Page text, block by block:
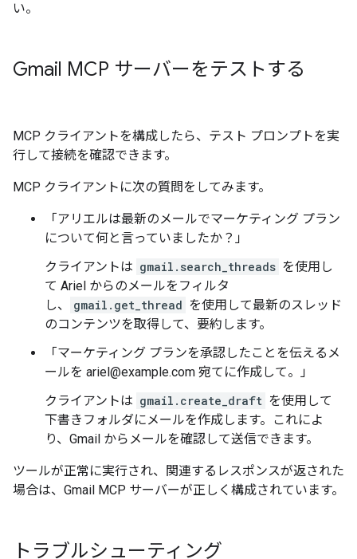
い。
Gmail MCP サーバーをテストする
MCP クライアントを構成したら、テスト プロンプトを実
行して接続を確認できます。
MCP クライアントに次の質問をしてみます。
「アリエルは最新のメールでマーケティング プラン
について何と言っていましたか？」
クライアントは gmail.search_threads を使用し
て Ariel からのメールをフィルタ
し、
gmail.get_thread を使用して最新のスレッド
のコンテンツを取得して、要約します。
「マーケティング プランを承認したことを伝えるメ
ールを ariel@example.com 宛てに作成して。」
クライアントは gmail.create_draft を使用して
下書きフォルダにメールを作成します。これによ
り、Gmail からメールを確認して送信できます。
ツールが正常に実行され、関連するレスポンスが返された
場合は、Gmail MCP サーバーが正しく構成されています。
トラブルシューティング